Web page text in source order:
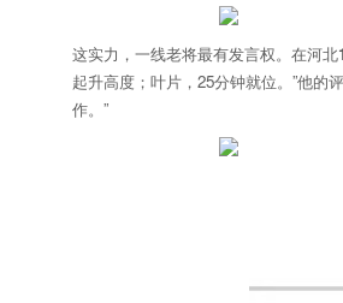
这实力，一线老将最有发言权。在河北
起升高度；叶片，25分钟就位。”他的
作。”